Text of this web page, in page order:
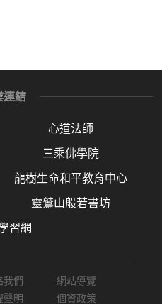
連結
心道法師
三乘佛學院
龍樹生命和平教育中心
靈鷲山般若書坊
習網
我們
網站導覽
聲明 個資政策